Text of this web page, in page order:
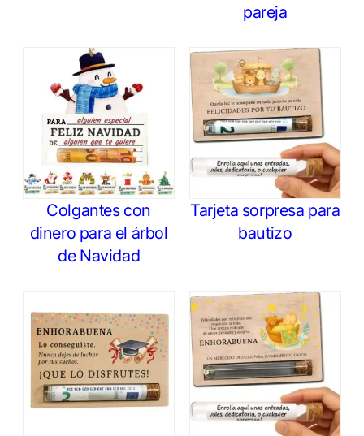
pareja
Colgantes con
dinero para el árbol
de Navidad
Tarjeta sorpresa para
bautizo